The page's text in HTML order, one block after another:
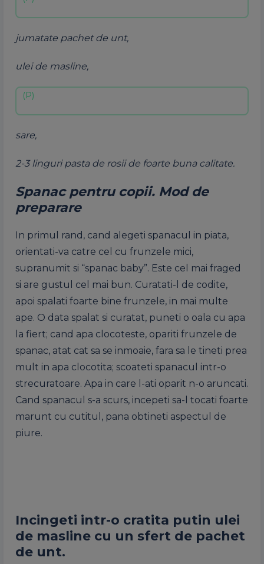
jumatate pachet de unt,
ulei de masline,
sare,
2-3 linguri pasta de rosii de foarte buna calitate.
Spanac pentru copii. Mod de
preparare
In primul rand, cand alegeti spanacul
in piata,
orientati-va catre cel cu frunzele mici,
supranumit si “spanac baby”. Este cel mai fraged
si are gustul
cel mai bun. Curatati-l de codite,
apoi spalati foarte bine frunzele, in mai multe
ape. O data spalat si curatat, puneti o oala cu apa
la fiert; cand apa clocoteste, opariti frunzele de
spanac, atat cat sa se inmoaie, fara sa le tineti prea
mult in apa clocotita; scoateti spanacul
intr-o
strecuratoare. Apa in care l-ati oparit n-o aruncati.
Cand spanacul s-a scurs, incepeti sa-l tocati foarte
marunt cu cutitul, pana obtineti aspectul
de
piure.
Incingeti intr-o cratita putin ulei
de masline cu un sfert de pachet
de unt.